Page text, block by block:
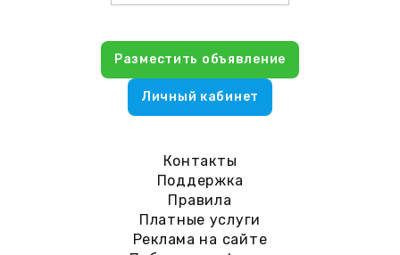
Контакты
Поддержка
Правила
Платные услуги
Реклама на сайте
Разместить объявление
Личный кабинет